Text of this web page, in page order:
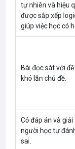
tự nhiên và hiệu
được sắp xếp
giúp việc học có
Bài đọc sát với
khó lẫn chủ đề.
Có đáp án và
người học tự
sai.